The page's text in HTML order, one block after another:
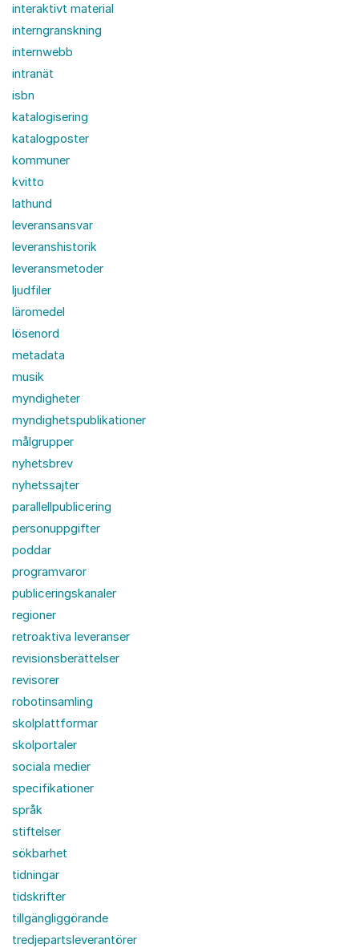
interaktivt material
interngranskning
internwebb
intranät
isbn
katalogisering
katalogposter
kommuner
kvitto
lathund
leveransansvar
leveranshistorik
leveransmetoder
ljudfiler
läromedel
lösenord
metadata
musik
myndigheter
myndighetspublikationer
målgrupper
nyhetsbrev
nyhetssajter
parallellpublicering
personuppgifter
poddar
programvaror
publiceringskanaler
regioner
retroaktiva leveranser
revisionsberättelser
revisorer
robotinsamling
skolplattformar
skolportaler
sociala medier
specifikationer
språk
stiftelser
sökbarhet
tidningar
tidskrifter
tillgängliggörande
tredjepartsleverantörer